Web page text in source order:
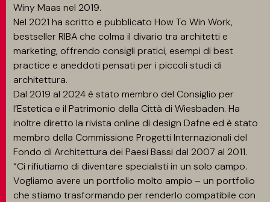
Winy Maas nel 2019.
Nel 2021 ha scritto e pubblicato How To Win Work,
bestseller RIBA che colma il divario tra architetti e
marketing, offrendo consigli pratici, esempi di best
practice e aneddoti pensati per i piccoli studi di
architettura.
Dal 2019 al 2024 è stato membro del Consiglio per
l’Estetica e il Patrimonio della Città di Wiesbaden. Ha
inoltre diretto la rivista online di design Dafne ed è stato
membro della Commissione Progetti Internazionali del
Fondo di Architettura dei Paesi Bassi dal 2007 al 2011.
“Ci rifiutiamo di diventare specialisti in un solo campo.
Vogliamo avere un portfolio molto ampio – un portfolio
che stiamo trasformando per renderlo compatibile con